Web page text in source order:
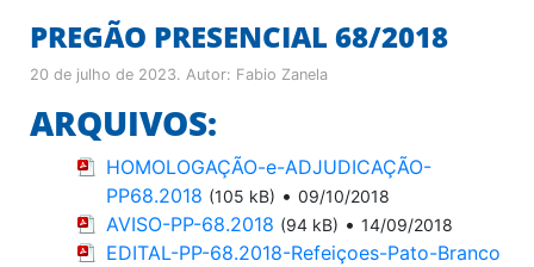
PREGÃO PRESENCIAL 68/2018
20 de julho de 2023. Autor: Fabio Zanela
ARQUIVOS:
HOMOLOGAÇÃO-e-ADJUDICAÇÃO-
PP68.2018 (105 kB) • 09/10/2018
AVISO-PP-68.2018 (94 kB) • 14/09/2018
EDITAL-PP-68.2018-Refeiçoes-Pato-Branco